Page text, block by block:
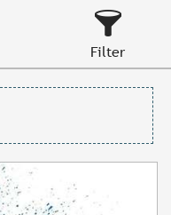
Filter